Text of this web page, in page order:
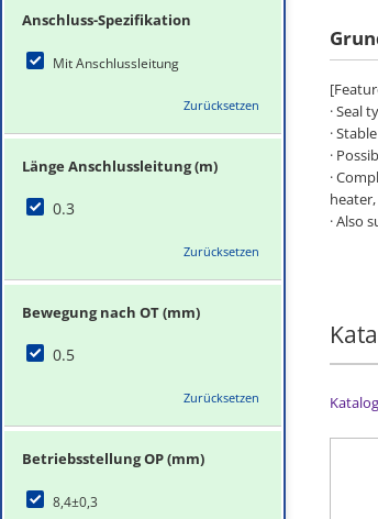
Anschluss-Spezifikation
Mit Anschlussleitung
Zurücksetzen
Länge Anschlussleitung (m)
0.3
Zurücksetzen
Bewegung nach OT (mm)
0.5
Zurücksetzen
Betriebsstellung OP (mm)
8,4±0,3
· Seal
·
·
·
· Also